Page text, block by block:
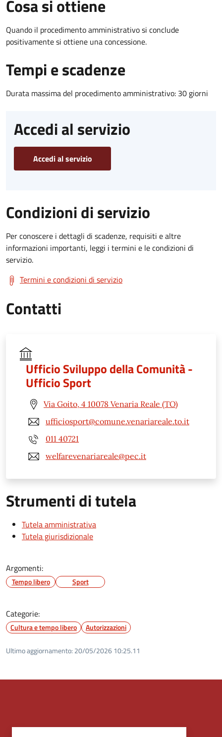
Cosa si ottiene
Quando il procedimento amministrativo si conclude
positivamente si ottiene una concessione.
Tempi e scadenze
Durata massima del procedimento amministrativo: 30 giorni
Accedi al servizio
Accedi al servizio
Condizioni di servizio
Per conoscere i dettagli di scadenze, requisiti e altre
informazioni importanti, leggi i termini e le condizioni di
servizio.
Termini e condizioni di servizio
Contatti
Ufficio Sviluppo della Comunità -
Ufficio Sport
Via Goito, 4 10078 Venaria Reale (TO)
ufficiosport@comune.venariareale.to.it
011 40721
welfarevenariareale@pec.it
Strumenti di tutela
Tutela amministrativa
Tutela giurisdizionale
Argomenti:
Tempo libero Sport
Categorie:
Cultura e tempo libero Autorizzazioni
Ultimo aggiornamento: 20/05/2026 10:25.11